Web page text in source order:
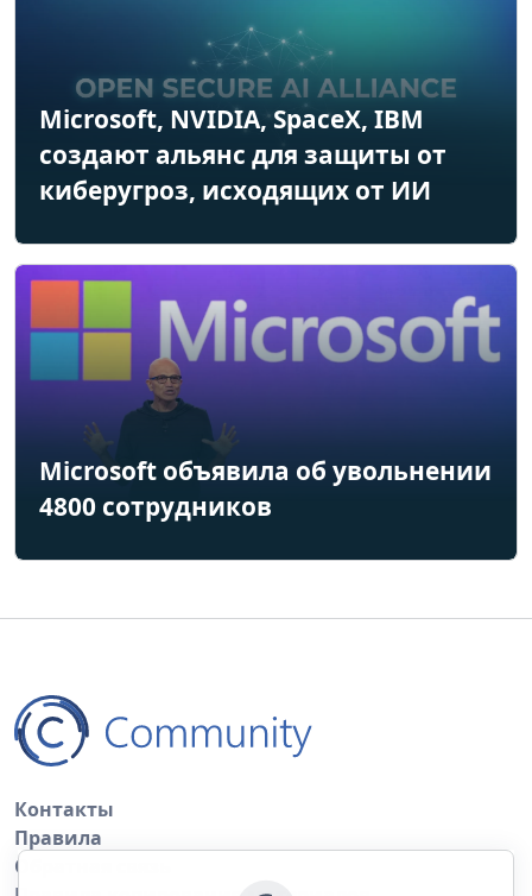
Microsoft, NVIDIA, SpaceX, IBM
создают альянс для защиты от
киберугроз, исходящих от ИИ
Microsoft объявила об увольнении
4800 сотрудников
Контакты
Правила
Обратная связь